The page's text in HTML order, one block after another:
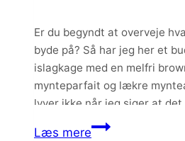
Er du begyndt at overveje
byde på? Så har jeg her et
islagkage med en melfri
mynteparfait og lækre
lyver ikke når jeg siger at
islagkage jeg har smagt – og
Læs mereIslagkage